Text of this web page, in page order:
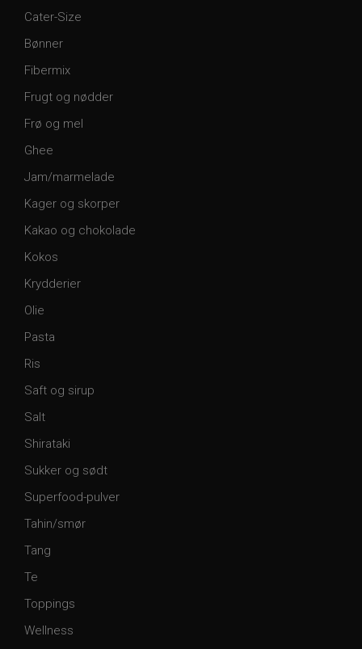
Cater-Size
Bønner
Fibermix
Frugt og nødder
Frø og mel
Ghee
Jam/marmelade
Kager og skorper
Kakao og chokolade
Kokos
Krydderier
Olie
Pasta
Ris
Saft og sirup
Salt
Shirataki
Sukker og sødt
Superfood-pulver
Tahin/smør
Tang
Te
Toppings
Wellness